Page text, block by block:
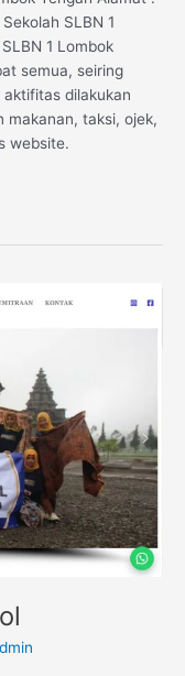
SLBN 1
1 Lombok
semua, seiring
dilakukan
makanan, taksi, ojek,
website.